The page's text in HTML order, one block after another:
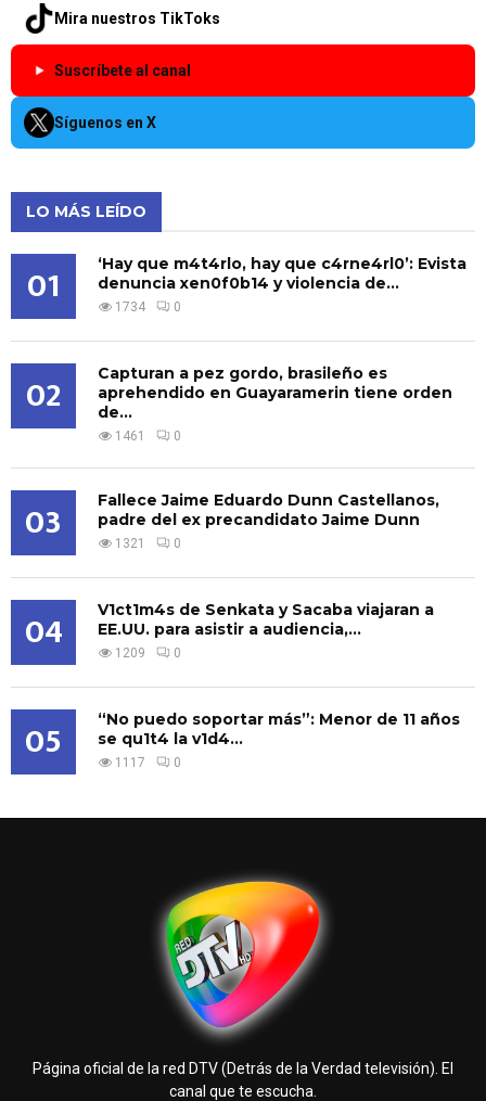
Mira nuestros TikToks
Suscríbete al canal
Síguenos en X
LO MÁS LEÍDO
01
‘Hay que m4t4rlo, hay que c4rne4rl0’: Evista
denuncia xen0f0b14 y violencia de...
1734 0
02
Capturan a pez gordo, brasileño es
aprehendido en Guayaramerin tiene orden
de...
1461 0
03
Fallece Jaime Eduardo Dunn Castellanos,
padre del ex precandidato Jaime Dunn
1321 0
04
V1ct1m4s de Senkata y Sacaba viajaran a
EE.UU. para asistir a audiencia,...
1209 0
05
“No puedo soportar más”: Menor de 11 años
se qu1t4 la v1d4...
1117 0
Página oficial de la red DTV (Detrás de la Verdad televisión). El
canal que te escucha.